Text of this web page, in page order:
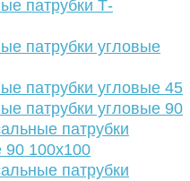
патрубки Т-
патрубки угловые
патрубки угловые 45
патрубки угловые 90
патрубки
90 100х100
патрубки